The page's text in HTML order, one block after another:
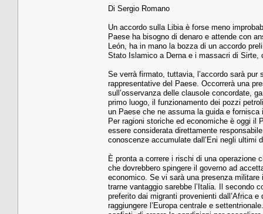
Di Sergio Romano
Un accordo sulla Libia è forse meno
Paese ha bisogno di denaro e attende con
León, ha in mano la bozza di un accordo
Stato Islamico a Derna e i massacri di Sirte,
Se verrà firmato, tuttavia, l’accordo sarà
rappresentative del Paese. Occorrerà una
sull’osservanza delle clausole concordate,
primo luogo, il funzionamento dei pozzi
un Paese che ne assuma la guida e
Per ragioni storiche ed economiche è oggi il
essere considerata direttamente
conoscenze accumulate dall’Eni negli ultimi
È pronta a correre i rischi di una operazione
che dovrebbero spingere il governo ad
economico. Se vi sarà una presenza
trarne vantaggio sarebbe l’Italia. Il secondo
preferito dai migranti provenienti dall’Africa
raggiungere l’Europa centrale e